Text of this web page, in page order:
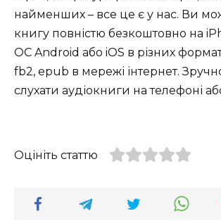
найменших – все це є у нас. Ви
книгу повністю безкоштовно на
ОС Android або iOS в різних
fb2, epub в мережі інтернет.
слухати аудіокниги на телефоні
Оцініть статтю